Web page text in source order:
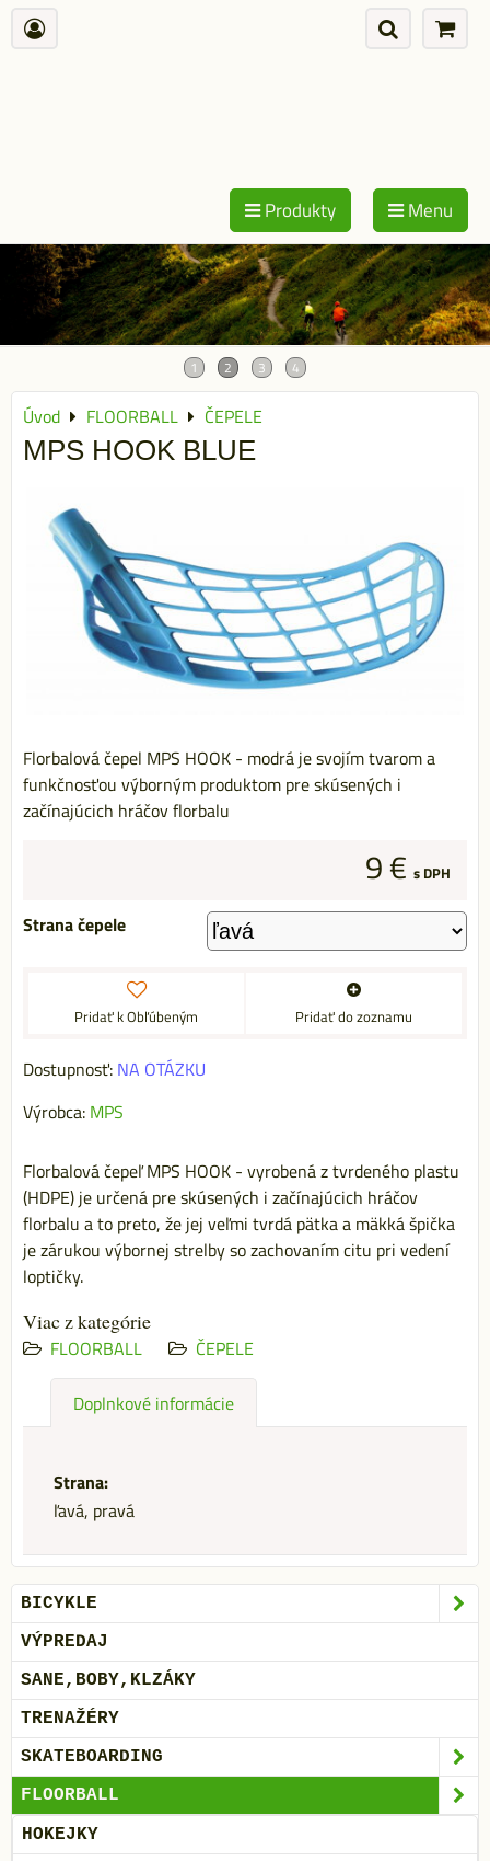
Produkty Menu
Úvod FLOORBALL ČEPELE
MPS HOOK BLUE
Florbalová čepel MPS HOOK - modrá je svojím tvarom a
funkčnosťou výborným produktom pre skúsených i
začínajúcich hráčov florbalu
9 € s DPH
Strana čepele
Pridať k Obľúbeným Pridať do zoznamu
Dostupnosť: NA OTÁZKU
Výrobca: MPS
Florbalová čepeľ MPS HOOK - vyrobená z tvrdeného plastu
(HDPE) je určená pre skúsených i začínajúcich hráčov
florbalu a to preto, že jej veľmi tvrdá pätka a mäkká špička
je zárukou výbornej strelby so zachovaním citu pri vedení
loptičky.
Viac z kategórie
FLOORBALL
ČEPELE
Doplnkové informácie
Strana:
ľavá, pravá
BICYKLE
VÝPREDAJ
SANE,BOBY,KLZÁKY
TRENAŽÉRY
SKATEBOARDING
FLOORBALL
HOKEJKY